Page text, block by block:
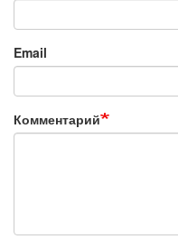
Email
Комментарий